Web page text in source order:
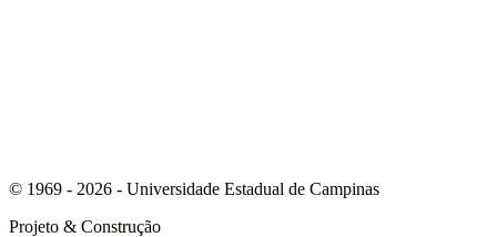
© 1969 - 2026 - Universidade Estadual de Campinas
Projeto & Construção